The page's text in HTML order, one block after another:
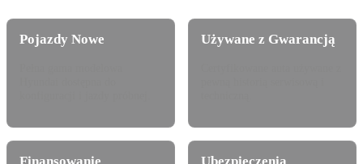
Pojazdy Nowe Używane z Gwarancją
Finansowanie Ubezpieczenia